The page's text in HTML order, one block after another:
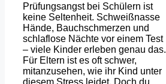
Prüfungsangst bei Schülern ist
keine Seltenheit. Schweißnasse
Hände, Bauchschmerzen und
schlaflose Nächte vor einem Test
– viele Kinder erleben genau das.
Für Eltern ist es oft schwer,
mitanzusehen, wie ihr Kind unter
diesem Stress leidet. Doch du